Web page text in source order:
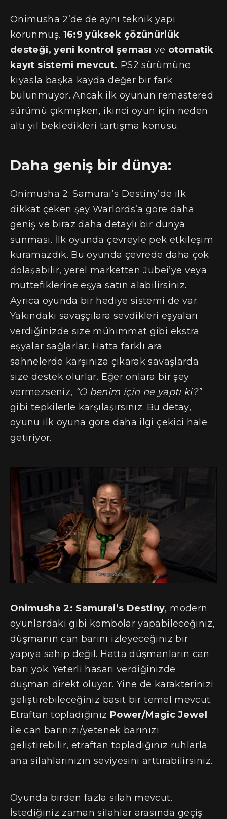
Onimusha 2’de de aynı teknik yapı
korunmuş. 16:9 yüksek çözünürlük
desteği, yeni kontrol şeması ve otomatik
kayıt sistemi mevcut. PS2 sürümüne
kıyasla başka kayda değer bir fark
bulunmuyor. Ancak ilk oyunun remastered
sürümü çıkmışken, ikinci oyun için neden
altı yıl bekledikleri tartışma konusu.
Daha geniş bir dünya:
Onimusha 2: Samurai’s Destiny’de ilk
dikkat çeken şey Warlords’a göre daha
geniş ve biraz daha detaylı bir dünya
sunması. İlk oyunda çevreyle pek etkileşim
kuramazdık. Bu oyunda çevrede daha çok
dolaşabilir, yerel marketten Jubei’ye veya
müttefiklerine eşya satın alabilirsiniz.
Ayrıca oyunda bir hediye sistemi de var.
Yakındaki savaşçılara sevdikleri eşyaları
verdiğinizde size mühimmat gibi ekstra
eşyalar sağlarlar. Hatta farklı ara
sahnelerde karşınıza çıkarak savaşlarda
size destek olurlar. Eğer onlara bir şey
vermezseniz, “O benim için ne yaptı ki?”
gibi tepkilerle karşılaşırsınız. Bu detay,
oyunu ilk oyuna göre daha ilgi çekici hale
getiriyor.
Onimusha 2: Samurai’s Destiny, modern
oyunlardaki gibi kombolar yapabileceğiniz,
düşmanın can barını izleyeceğiniz bir
yapıya sahip değil. Hatta düşmanların can
barı yok. Yeterli hasarı verdiğinizde
düşman direkt ölüyor. Yine de karakterinizi
geliştirebileceğiniz basit bir temel mevcut.
Etraftan topladığınız Power/Magic Jewel
ile can barınızı/yetenek barınızı
geliştirebilir, etraftan topladığınız ruhlarla
ana silahlarınızın seviyesini arttırabilirsiniz.
Oyunda birden fazla silah mevcut.
İstediğiniz zaman silahlar arasında geçiş